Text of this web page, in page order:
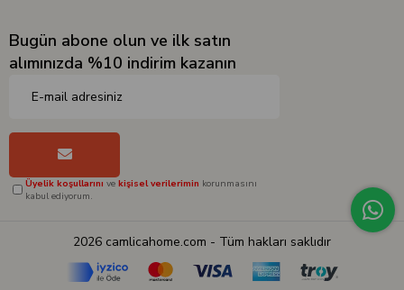
Bugün abone olun ve ilk satın
alımınızda %10 indirim kazanın
Üyelik koşullarını ve kişisel verilerimin korunmasını
kabul ediyorum.
2026 camlicahome.com - Tüm hakları saklıdır